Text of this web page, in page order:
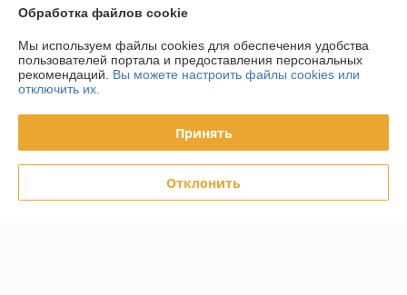
Контакты
График работы
Полная версия сайта
Обработка файлов cookie
Мы используем файлы cookies для обеспечения удобства
пользователей портала и предоставления персональных
рекомендаций. Вы можете настроить файлы cookies или
отключить их.
Принять
Отклонить